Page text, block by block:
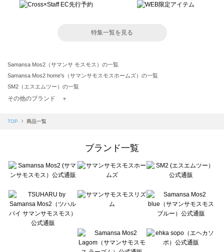
特集一覧を見る
Samansa Mos2（サマンサ モスモス）の一覧
Samansa Mos2 home's（サマンサモスモスホームズ）の一覧
SM2（エスエムツー）の一覧
TSUHARU by Samansa Mos2（ツハルバイサマンサモスモス）の一覧
Samansa Mos2 blue（サマンサモスモス ブルー）の一覧
Te chichi（テチチ）の一覧
Te chichi CLASSIC（テチチ クラシック）の一覧
Lugnoncure（ルノンキュール）の一覧
BETTY'S BLUE（べティーズブルー）の一覧
Wpc.（ワールドパーティー）の一覧
その他のブランド ＋
TOP 商品一覧
ブランド一覧